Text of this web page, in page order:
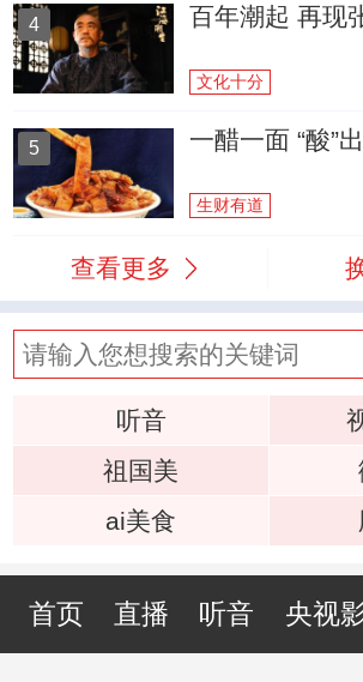
4 百年潮起 再现
文化十分
5 一醋一面 “酸”
生财有道
查看更多
听音
祖国美
ai美食
首页 直播 听音 央视